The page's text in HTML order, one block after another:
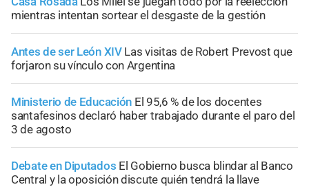
mientras intentan sortear el desgaste de la gestión
Antes de ser León XIV Las visitas de Robert Prevost que
forjaron su vínculo con Argentina
Ministerio de Educación El 95,6 % de los docentes
santafesinos declaró haber trabajado durante el paro del
3 de agosto
Debate en Diputados El Gobierno busca blindar al Banco
Central y la oposición discute quién tendrá la llave